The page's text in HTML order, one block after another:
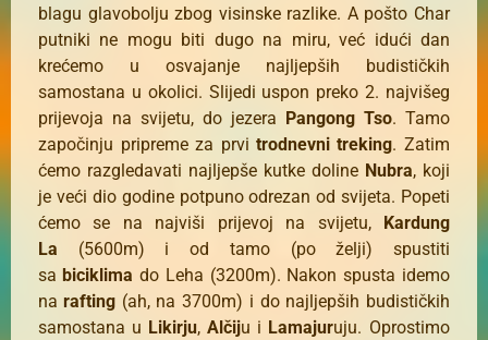
blagu glavobolju zbog visinske razlike. A pošto Char
putniki ne mogu biti dugo na miru, već idući dan
krećemo u osvajanje najljepših budističkih
samostana u okolici. Slijedi uspon preko 2. najvišeg
prijevoja na svijetu, do jezera
Pangong Tso. Tamo
započinju pripreme za prvi trodnevni treking. Zatim
ćemo razgledavati najljepše kutke doline Nubra, koji
je veći dio godine potpuno odrezan od svijeta. Popeti
ćemo se na najviši prijevoj na svijetu,
Kardung
La (5600m) i od tamo (po želji) spustiti
sa biciklima do Leha (3200m). Nakon spusta idemo
na rafting (ah, na 3700m) i do najljepših budističkih
samostana u Likirju, Alčiju i Lamajuruju. Oprostimo